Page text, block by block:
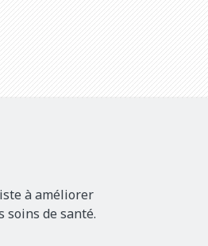
à améliorer
de santé.